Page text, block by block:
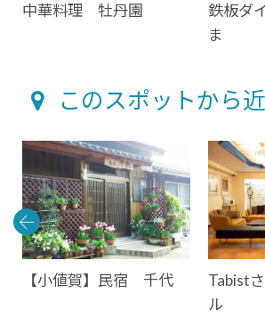
中華料理 牡丹園
鉄板ダ
ま
このスポットから
【小値賀】民宿 千代
Tabist
ル